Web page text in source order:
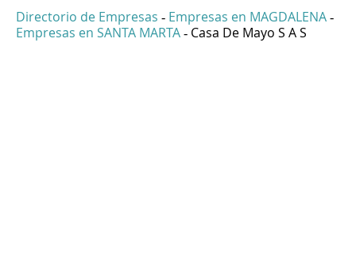
Directorio de Empresas - Empresas en MAGDALENA -
Empresas en SANTA MARTA - Casa De Mayo S A S